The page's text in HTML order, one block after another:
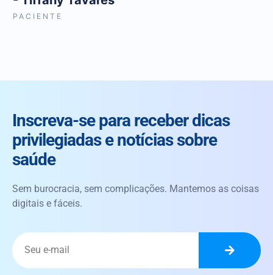
PACIENTE
Inscreva-se para receber dicas
privilegiadas e notícias sobre
saúde
Sem burocracia, sem complicações. Mantemos as coisas
digitais e fáceis.